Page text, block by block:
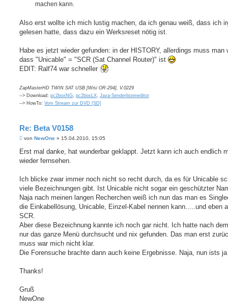
machen kann.
Also erst wollte ich mich lustig machen, da ich genau weiß, dass ich
gelesen hatte, dass dazu ein Werksreset nötig ist.
Habe es jetzt wieder gefunden: in der HISTORY, allerdings muss man
dass "Unicable" = "SCR (Sat Channel Router)" ist
EDIT: Ralf74 war schneller
ZapMasterHD TWIN SAT USB [Wisi OR-294], V.0229
--> Download: pc2boxNG, pc2boxLX, Java-Senderlisteneditor
--> HowTo: Vom Stream zur DVD [SD]
Re: Beta V0158
B
i
r
von NewOne » 15.04.2010, 15:05
Erst mal danke, hat wunderbar geklappt. Jetzt kann ich auch endlich
wieder fernsehen.
Ich blicke zwar immer noch nicht so recht durch, da es für Unicable
viele Bezeichnungen gibt. Ist Unicable nicht sogar ein geschützter
Naja nach meinen langen Recherchen weiß ich nun das man es
die Einkabellösung, Unicable, Einzel-Kabel nennen kann.....und eben
SCR.
Aber diese Bezeichnung kannte ich noch gar nicht. Ich hatte nach
nur das ganze Menü durchsucht und nix gefunden. Das man erst
muss war mich nicht klar.
Die Forensuche brachte dann auch keine Ergebnisse. Naja, nun ists
Thanks!
Gruß
NewOne